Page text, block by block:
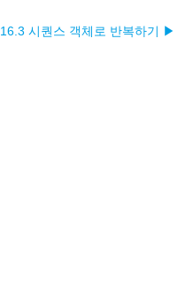
16.3 시퀀스 객체로 반복하기 ▶︎